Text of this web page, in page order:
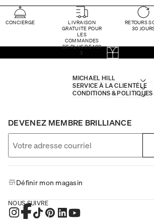
CONCIERGE
LIVRAISON
GRATUITE POUR
LES
COMMANDES
DE PLUS DE 100
$
RETOURS
30
MICHAEL HILL
SERVICE À LA CLIENTÈLE
CONDITIONS & POLITIQUES
DEVENEZ MEMBRE BRILLIANCE
Définir mon magasin
NOUS SUIVRE